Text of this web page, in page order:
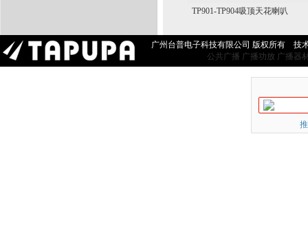
TP901-TP904吸顶天花喇叭
广州台普电子科技有限公司 版权所有 技
公共广播 广播功放 广播器